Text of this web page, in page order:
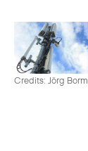
Credits: Jörg Borm